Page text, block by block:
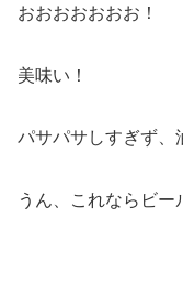
おおおおおおお！
美味い！
パサパサしすぎず、
うん、これならビー